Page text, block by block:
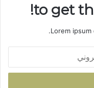
to get
Lorem